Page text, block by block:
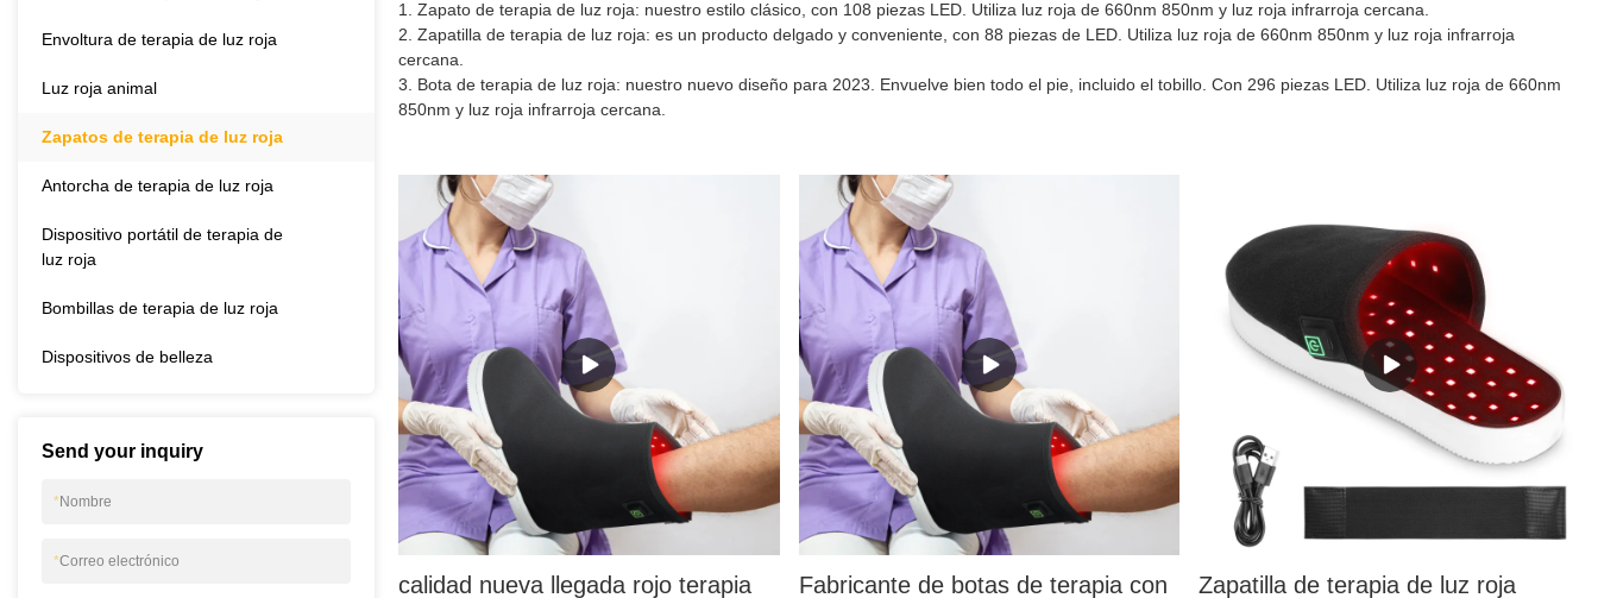
Envoltura de terapia de luz roja
Luz roja animal
Zapatos de terapia de luz roja
Antorcha de terapia de luz roja
Dispositivo portátil de terapia de
luz roja
Bombillas de terapia de luz roja
Dispositivos de belleza
Send your inquiry
*Nombre
*Correo electrónico
1. Zapato de terapia de luz roja: nuestro estilo clásico, con 108 piezas LED. Utiliza luz roja de 660nm 850nm y luz roja infrarroja cercana.
2. Zapatilla de terapia de luz roja: es un producto delgado y conveniente, con 88 piezas de LED. Utiliza luz roja de 660nm 850nm y luz roja infrarroja
cercana.
3. Bota de terapia de luz roja: nuestro nuevo diseño para 2023. Envuelve bien todo el pie, incluido el tobillo. Con 296 piezas LED. Utiliza luz roja de 660nm
850nm y luz roja infrarroja cercana.
calidad nueva llegada rojo terapia
Fabricante de botas de terapia con
Zapatilla de terapia de luz roja